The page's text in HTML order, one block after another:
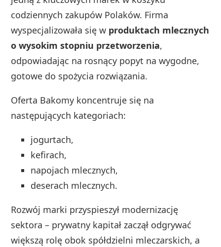
codziennych zakupów Polaków. Firma
wyspecjalizowała się w produktach mlecznych
o wysokim stopniu przetworzenia,
odpowiadając na rosnący popyt na wygodne,
gotowe do spożycia rozwiązania.
Oferta Bakomy koncentruje się na
następujących kategoriach:
jogurtach,
kefirach,
napojach mlecznych,
deserach mlecznych.
Rozwój marki przyspieszył modernizację
sektora – prywatny kapitał zaczął odgrywać
większą rolę obok spółdzielni mleczarskich, a